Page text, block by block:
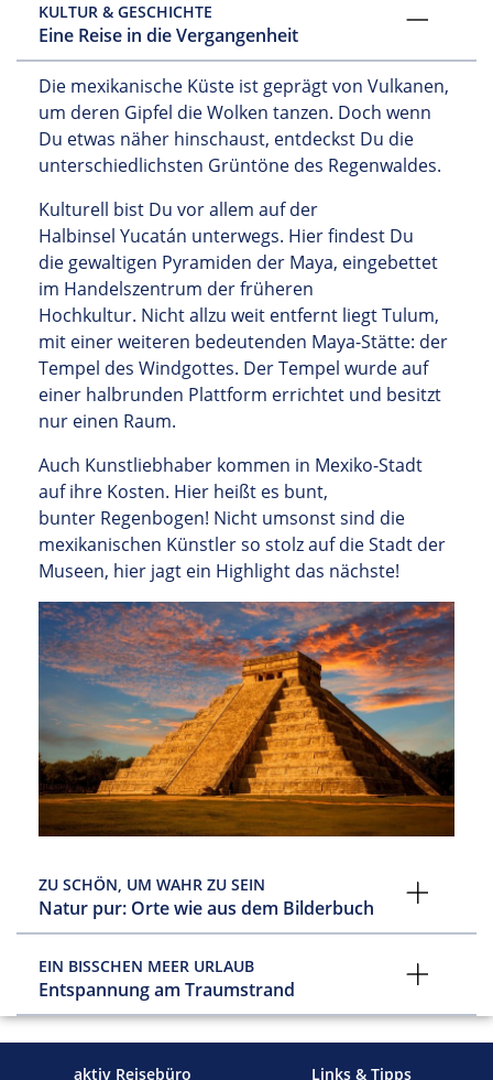
KULTUR & GESCHICHTE
Eine Reise in die Vergangenheit
Die mexikanische Küste ist geprägt von Vulkanen,
um deren Gipfel die Wolken tanzen. Doch wenn
Du etwas näher hinschaust, entdeckst Du die
unterschiedlichsten Grüntöne des Regenwaldes.
Kulturell bist Du vor allem auf der
Halbinsel Yucatán unterwegs. Hier findest Du
die gewaltigen Pyramiden der Maya, eingebettet
im Handelszentrum der früheren
Hochkultur. Nicht allzu weit entfernt liegt Tulum,
mit einer weiteren bedeutenden Maya-Stätte: der
Tempel des Windgottes. Der Tempel wurde auf
einer halbrunden Plattform errichtet und besitzt
nur einen Raum.
Auch Kunstliebhaber kommen in Mexiko-Stadt
auf ihre Kosten. Hier heißt es bunt,
bunter Regenbogen! Nicht umsonst sind die
mexikanischen Künstler so stolz auf die Stadt der
Museen, hier jagt ein Highlight das nächste!
ZU SCHÖN, UM WAHR ZU SEIN
Natur pur: Orte wie aus dem Bilderbuch
EIN BISSCHEN MEER URLAUB
Entspannung am Traumstrand
aktiv Reisebüro Links & Tipps